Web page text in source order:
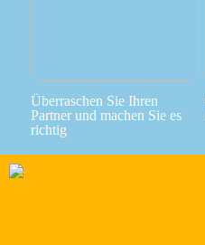
Überraschen Sie Ihren
Partner und machen Sie es
richtig